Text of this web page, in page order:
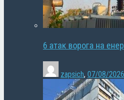
6 атак ворога на
zapsich, 07/08/2026